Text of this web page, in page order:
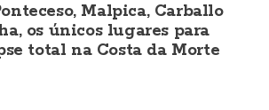
Malpica, Carballo
os únicos lugares para
total na Costa da Morte